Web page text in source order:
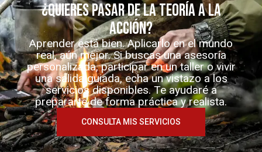
¿Quieres pasar de la teoría a la
acción?
Aprender está bien. Aplicarlo en el mundo
real, aún mejor. Si buscas una asesoría
personalizada, participar en un taller o vivir
una salida guiada, echa un vistazo a los
servicios disponibles. Te ayudaré a
prepararte de forma práctica y realista.
CONSULTA MIS SERVICIOS